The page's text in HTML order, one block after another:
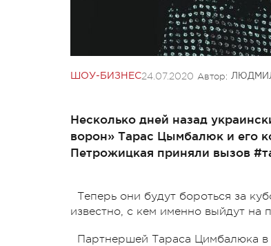
ШОУ-БИЗНЕС24.07.2020 Автор:
Несколько дней назад
ворон» Тарас Цымбалюк и его
Петрожицкая приняли вызов
Теперь они будут бороться за
известно, с кем именно выйдут на
Партнершей Тараса Цимбалюка в